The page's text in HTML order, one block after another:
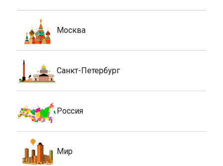
Москва
Санкт-Петербург
Россия
Мир